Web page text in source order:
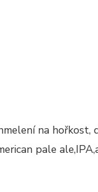
na hořkost,
pale